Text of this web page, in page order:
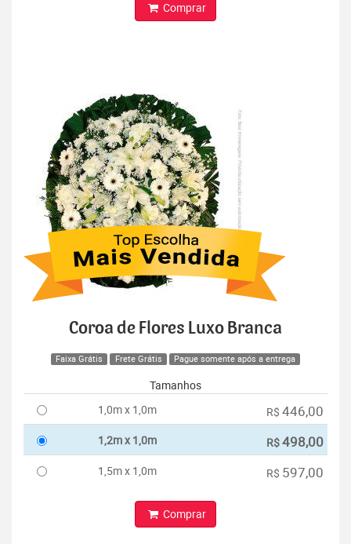
Comprar
Coroa de Flores Luxo Branca
Faixa Grátis Frete Grátis Pague somente após a entrega
Tamanhos
1,0m x 1,0m
R$ 446,00
1,2m x 1,0m R$498,00
1,5m x 1,0m R$ 597,00
Comprar